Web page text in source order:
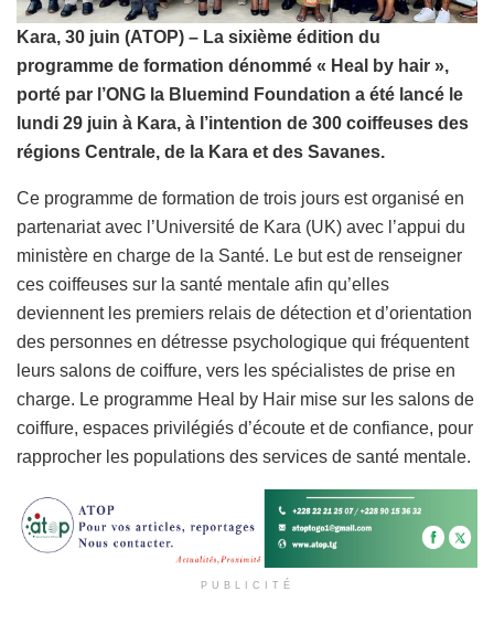
Kara, 30 juin (ATOP) – La sixième édition du
programme de formation dénommé « Heal by hair »,
porté par l’ONG la Bluemind Foundation a été lancé le
lundi 29 juin à Kara, à l’intention de 300 coiffeuses des
régions Centrale, de la Kara et des Savanes.
Ce programme de formation de trois jours est organisé en
partenariat avec l’Université de Kara (UK) avec l’appui du
ministère en charge de la Santé. Le but est de renseigner
ces coiffeuses sur la santé mentale afin qu’elles
deviennent les premiers relais de détection et d’orientation
des personnes en détresse psychologique qui fréquentent
leurs salons de coiffure, vers les spécialistes de prise en
charge. Le programme Heal by Hair mise sur les salons de
coiffure, espaces privilégiés d’écoute et de confiance, pour
rapprocher les populations des services de santé mentale.
PUBLICITÉ